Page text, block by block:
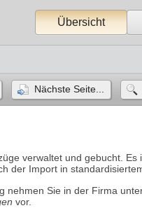
Übersicht
Nächste Seite...
verwaltet und gebucht.
der Import in
nehmen Sie in der Firma
vor.